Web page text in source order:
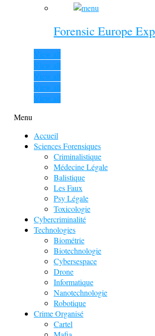
Forensic Europe
View all
View all
View all
View all
View all
Menu
Accueil
Sciences Forensiques
Criminalistique
Médecine Légale
Balistique
Les Faux
Psy Légale
Toxicologie
Cybercriminalité
Technologies
Biométrie
Biotechnologie
Cybersespace
Drone
Informatique
Nanotechnologie
Robotique
Crime Organisé
Cartel